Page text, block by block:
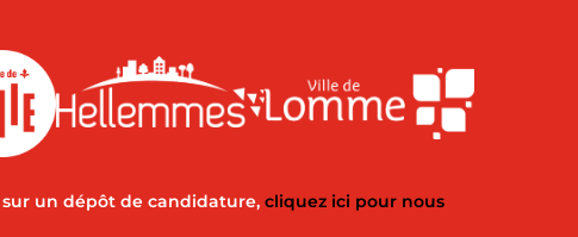
un dépôt de candidature, cliquez ici pour nous